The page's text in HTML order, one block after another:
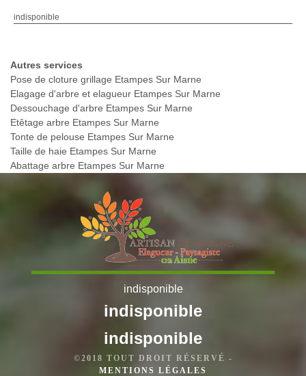
indisponible
Autres services
Pose de cloture grillage Etampes Sur Marne
Elagage d'arbre et elagueur Etampes Sur Marne
Dessouchage d'arbre Etampes Sur Marne
Etêtage arbre Etampes Sur Marne
Tonte de pelouse Etampes Sur Marne
Taille de haie Etampes Sur Marne
Abattage arbre Etampes Sur Marne
indisponible
indisponible
indisponible
©2018 TOUT DROIT RÉSERVÉ -
MENTIONS LÉGALES